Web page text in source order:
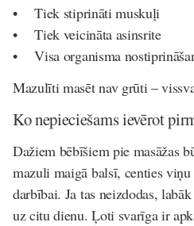
• Tiek stiprināti muskuļi
• Tiek veicināta asinsrite
• Visa organisma
Mazulīti masēt nav grūti –
Ko nepieciešams ievērot
Dažiem bēbīšiem pie masāžas
mazuli maigā balsī, centies
darbībai. Ja tas neizdodas,
uz citu dienu. Ļoti svarīga ir